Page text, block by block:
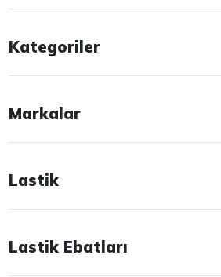
Kategoriler
Markalar
Lastik
Lastik Ebatları